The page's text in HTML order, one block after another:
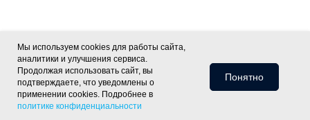
Мы используем cookies для работы сайта,
аналитики и улучшения сервиса.
Продолжая использовать сайт, вы
подтверждаете, что уведомлены о
применении cookies. Подробнее в
политике конфиденциальности
Понятно